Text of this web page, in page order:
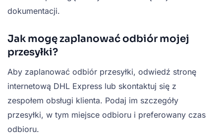
dokumentacji.
Jak mogę zaplanować odbiór mojej
przesyłki?
Aby zaplanować odbiór przesyłki, odwiedź stronę
internetową DHL Express lub skontaktuj się z
zespołem obsługi klienta. Podaj im szczegóły
przesyłki, w tym miejsce odbioru i preferowany czas
odbioru.